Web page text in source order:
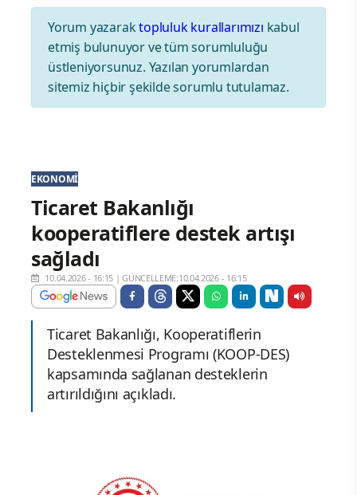
Yorum yazaraktopluluk kurallarımızı kabul
etmiş bulunuyor ve tüm sorumluluğu
üstleniyorsunuz. Yazılan yorumlardan
sitemiz hiçbir şekilde sorumlu tutulamaz.
EKONOMI
Ticaret Bakanlığı
kooperatiflere destek artışı
sağladı
10.04.2026 - 16:15 |GÜNCELLEME:10.04.2026 - 16:15
Ticaret Bakanlığı, Kooperatiflerin
Desteklenmesi Programı (KOOP-DES)
kapsamında sağlanan desteklerin
artırıldığını açıkladı.